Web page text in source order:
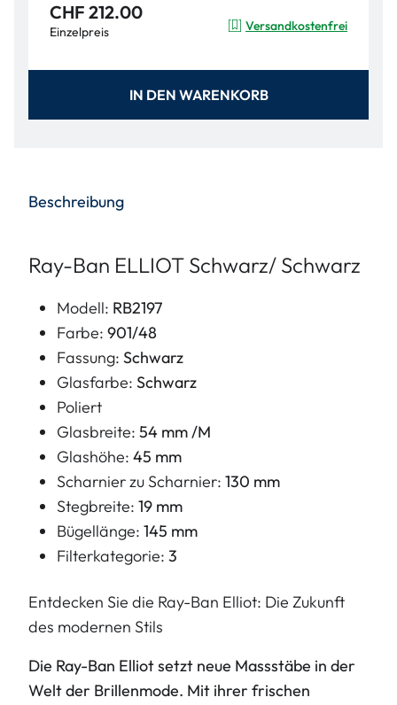
CHF 212.00
Einzelpreis Versandkostenfrei
IN DEN WARENKORB
Beschreibung
Ray-Ban ELLIOT Schwarz/ Schwarz
Modell: RB2197
Farbe: 901/48
Fassung: Schwarz
Glasfarbe: Schwarz
Poliert
Glasbreite: 54 mm /M
Glashöhe: 45 mm
Scharnier zu Scharnier: 130 mm
Stegbreite: 19 mm
Bügellänge: 145 mm
Filterkategorie: 3
Entdecken Sie die Ray-Ban Elliot: Die Zukunft
des modernen Stils
Die Ray-Ban Elliot setzt neue Massstäbe in der
Welt der Brillenmode. Mit ihrer frischen